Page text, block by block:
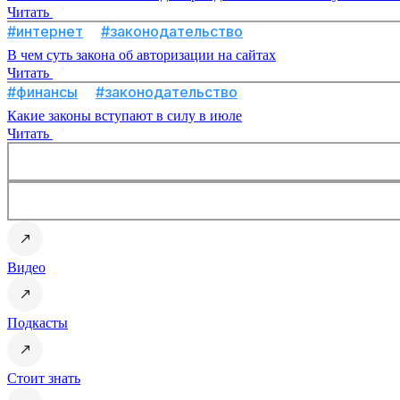
Читать
#интернет #законодательство
В чем суть закона об авторизации на сайтах
Читать
#финансы #законодательство
Какие законы вступают в силу в июле
Читать
Видео
Подкасты
Стоит знать